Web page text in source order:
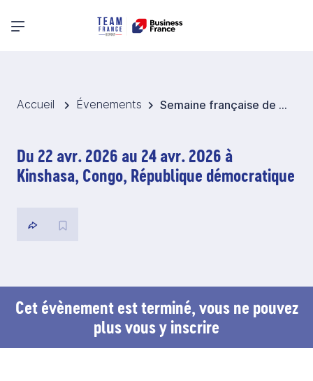
Menu principal
Accueil Évenements Semaine française de Kinshasa 2026 - RDC
Du 22 avr. 2026 au 24 avr. 2026 à
Kinshasa, Congo, République démocratique
Cet évènement est terminé, vous ne pouvez
plus vous y inscrire